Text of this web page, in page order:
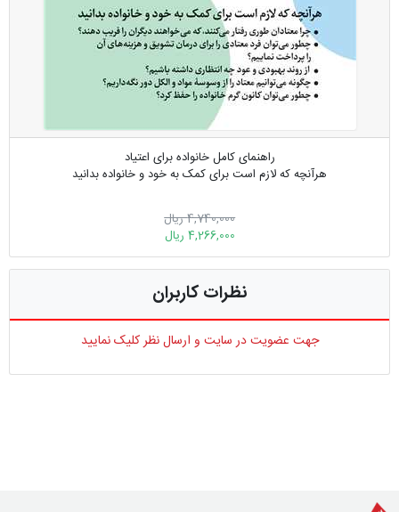
راهنمای کامل خانواده برای اعتیاد
هرآنچه که لازم است برای کمک به خود و خانواده بدانید
4,740,000 ریال
4,266,000 ریال
نظرات کاربران
جهت عضویت در سایت و ارسال نظر کلیک نمایید